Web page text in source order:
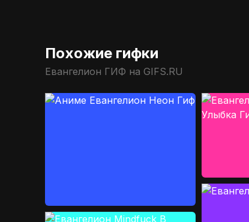
Похожие гифки
Евангелион ГИФ на GIFS.RU